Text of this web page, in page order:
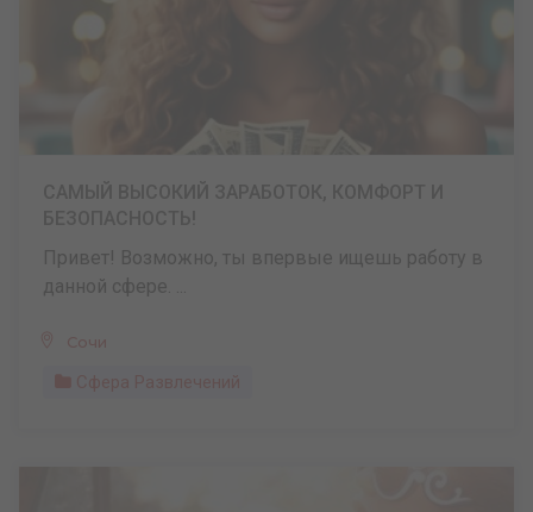
Привет! Возможно, ты впервые ищешь работу в
данной сфере. ...
Сочи
Сфера Развлечений